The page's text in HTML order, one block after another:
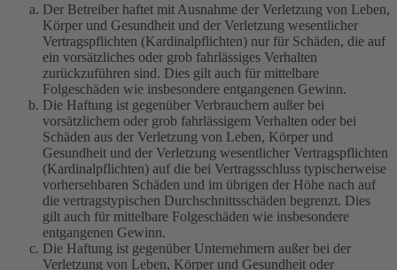
Der Betreiber haftet mit Ausnahme der Verletzung von Leben,
Körper und Gesundheit und der Verletzung wesentlicher
Vertragspflichten (Kardinalpflichten) nur für Schäden, die auf
ein vorsätzliches oder grob fahrlässiges Verhalten
zurückzuführen sind. Dies gilt auch für mittelbare
Folgeschäden wie insbesondere entgangenen Gewinn.
Die Haftung ist gegenüber Verbrauchern außer bei
vorsätzlichem oder grob fahrlässigem Verhalten oder bei
Schäden aus der Verletzung von Leben, Körper und
Gesundheit und der Verletzung wesentlicher Vertragspflichten
(Kardinalpflichten) auf die bei Vertragsschluss typischerweise
vorhersehbaren Schäden und im übrigen der Höhe nach auf
die vertragstypischen Durchschnittsschäden begrenzt. Dies
gilt auch für mittelbare Folgeschäden wie insbesondere
entgangenen Gewinn.
Die Haftung ist gegenüber Unternehmern außer bei der
Verletzung von Leben, Körper und Gesundheit oder